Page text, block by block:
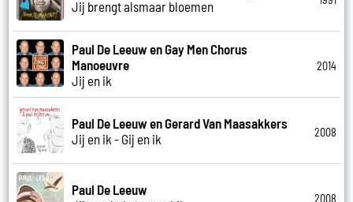
Jij brengt alsmaar bloemen
Paul De Leeuw en Gay Men Chorus
Manoeuvre
Jij en ik
2014
Paul De Leeuw en Gerard Van Maasakkers
Jij en ik - Gij en ik
2008
Paul De Leeuw
2008